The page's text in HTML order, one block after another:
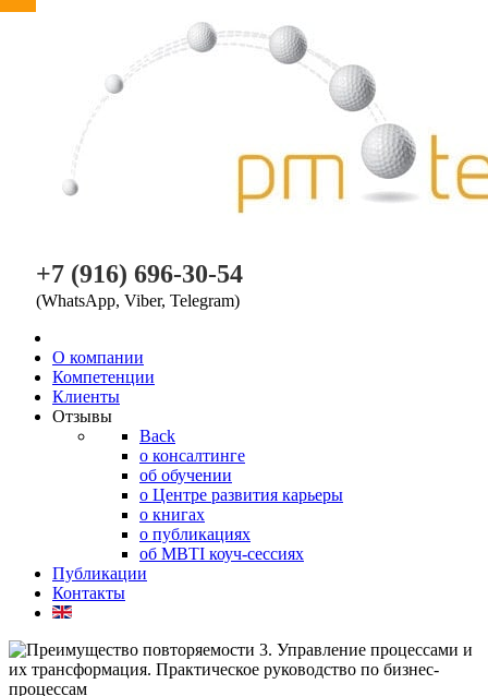
+7 (916) 696-30-54
(WhatsApp, Viber, Telegram)
O компании
Компетенции
Клиенты
Отзывы
Back
о консалтинге
об обучении
о Центре развития карьеры
о книгах
о публикациях
об MBTI коуч-сессиях
Публикации
Контакты